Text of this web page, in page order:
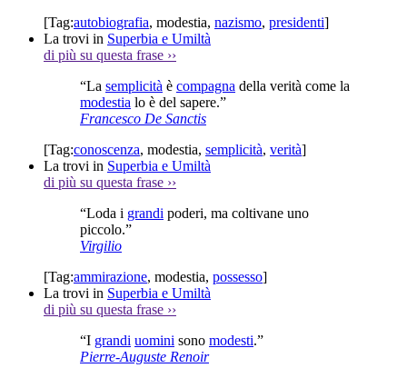
[Tag:autobiografia, modestia, nazismo, presidenti]
La trovi in Superbia e Umiltà
di più su questa frase ››
“La semplicità è compagna della verità come la
modestia lo è del sapere.”
Francesco De Sanctis
[Tag:conoscenza, modestia, semplicità, verità]
La trovi in Superbia e Umiltà
di più su questa frase ››
“Loda i grandi poderi, ma coltivane uno
piccolo.”
Virgilio
[Tag:ammirazione, modestia, possesso]
La trovi in Superbia e Umiltà
di più su questa frase ››
“I grandi uomini sono modesti.”
Pierre-Auguste Renoir